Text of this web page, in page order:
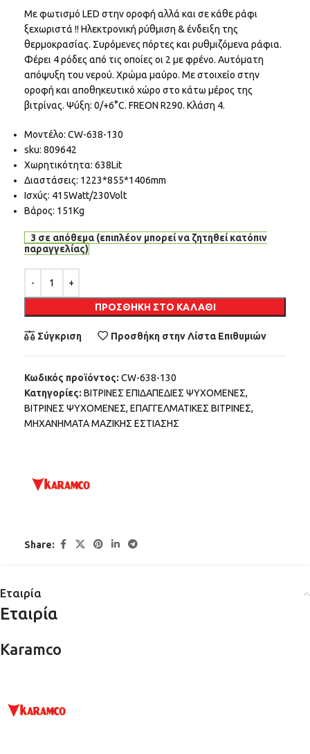
Με φωτισμό LED στην οροφή αλλά και σε κάθε ράφι
ξεχωριστά !! Ηλεκτρονική ρύθμιση & ένδειξη της
θερμοκρασίας. Συρόμενες πόρτες και ρυθμιζόμενα ράφια.
Φέρει 4 ρόδες από τις οποίες οι 2 με φρένο. Αυτόματη
απόψυξη του νερού. Χρώμα μαύρο. Με στοιχείο στην
οροφή και αποθηκευτικό χώρο στο κάτω μέρος της
βιτρίνας. Ψύξη: 0/+6°C. FREON R290. Κλάση 4.
Μοντέλο: CW-638-130
sku: 809642
Χωρητικότητα: 638Lit
Διαστάσεις: 1223*855*1406mm
Ισχύς: 415Watt/230Volt
Βάρος: 151Kg
3 σε απόθεμα (επιπλέον μπορεί να ζητηθεί κατόπιν
παραγγελίας)
ΠΡΟΣΘΉΚΗ ΣΤΟ ΚΑΛΆΘΙ
Σύγκριση Προσθήκη στην Λίστα Επιθυμιών
Κωδικός προϊόντος: CW-638-130
Κατηγορίες: ΒΙΤΡΙΝΕΣ ΕΠΙΔΑΠΕΔΙΕΣ ΨΥΧΟΜΕΝΕΣ,
ΒΙΤΡΙΝΕΣ ΨΥΧΟΜΕΝΕΣ, ΕΠΑΓΓΕΛΜΑΤΙΚΕΣ ΒΙΤΡΙΝΕΣ,
ΜΗΧΑΝΗΜΑΤΑ ΜΑΖΙΚΗΣ ΕΣΤΙΑΣΗΣ
Share:
Εταιρία
Εταιρία
Karamco